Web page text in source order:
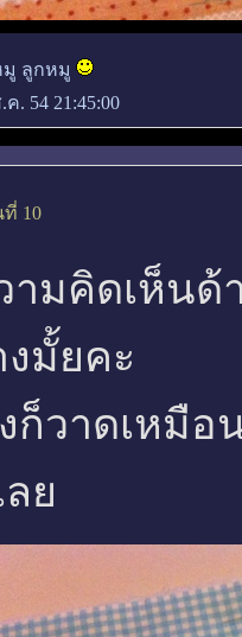
ลูกหมู
ค. 54 21:45:00
10
ามคิดเห็นด้
มั้ยคะ
ก็วาดเหมือ
ย